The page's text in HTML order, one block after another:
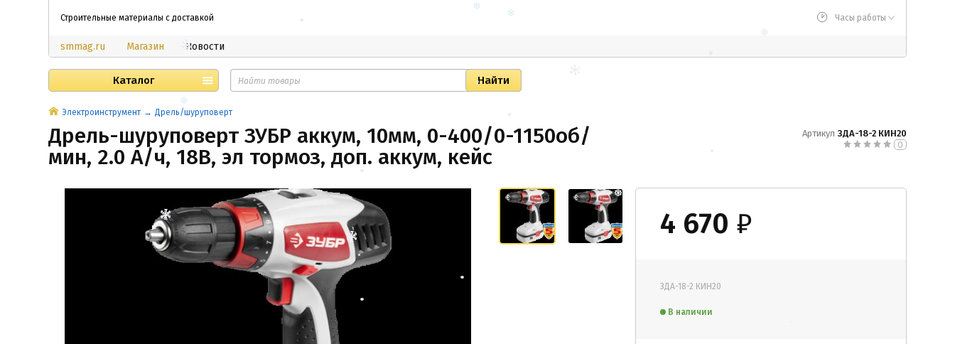
Строительные материалы с доставкой Часы работы
smmag.ru Магазин Новости
Каталог
Электроинструмент Дрель/шуруповерт
Дрель-шуруповерт ЗУБР аккум, 10мм, 0-400/0-1150об/
мин, 2.0 А/ч, 18В, эл тормоз, доп. аккум, кейс
Артикул ЗДА-18-2 КИН20
0
4 670 ₽
ЗДА-18-2 КИН20
В наличии